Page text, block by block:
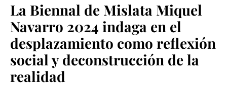
La Biennal de Mislata Miquel
Navarro 2024 indaga en el
desplazamiento como reflexión
social y deconstrucción de la
realidad